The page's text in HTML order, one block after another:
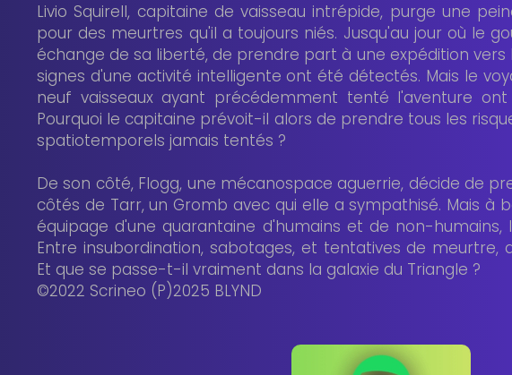
Livio Squirell, capitaine de vaisseau intrépide, purge une
pour des meurtres qu'il a toujours niés. Jusqu'au jour où le
échange de sa liberté, de prendre part à une expédition vers
signes d'une activité intelligente ont été détectés. Mais le
neuf vaisseaux ayant précédemment tenté l'aventure ont
Pourquoi le capitaine prévoit-il alors de prendre tous les
spatiotemporels jamais tentés ?
De son côté, Flogg, une mécanospace aguerrie, décide de
côtés de Tarr, un Gromb avec qui elle a sympathisé. Mais à
équipage d'une quarantaine d'humains et de non-humains,
Entre insubordination, sabotages, et tentatives de meurtre,
Et que se passe-t-il vraiment dans la galaxie du Triangle ?
©2022 Scrineo (P)2025 BLYND